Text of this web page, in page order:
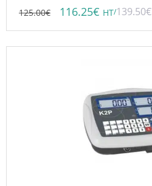
125.00€ 116.25€ HT/139.50€